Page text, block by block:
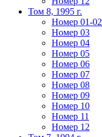
Том 8, 1995 г.
Номер 01-02
Номер 03
Номер 04
Номер 05
Номер 06
Номер 07
Номер 08
Номер 09
Номер 10
Номер 11
Номер 12